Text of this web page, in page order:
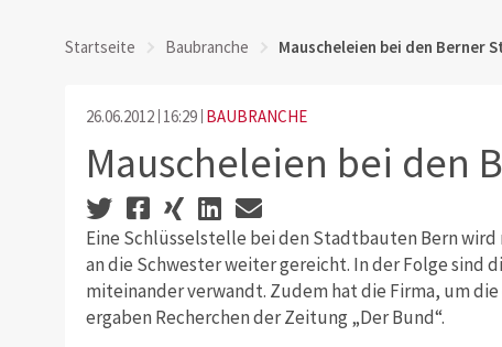
Startseite Baubranche Mauscheleien bei den Berner
26.06.2012 16:29 BAUBRANCHE
Mauscheleien bei den
Eine Schlüsselstelle bei den Stadtbauten Bern
an die Schwester weiter gereicht. In der Folge sind
miteinander verwandt. Zudem hat die Firma, um
ergaben Recherchen der Zeitung „Der Bund“.